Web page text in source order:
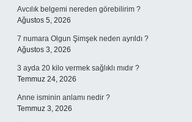
Avcılık belgemi nereden görebilirim ?
Ağustos 5, 2026
7 numara Olgun Şimşek neden ayrıldı ?
Ağustos 3, 2026
3 ayda 20 kilo vermek sağlıklı mıdır ?
Temmuz 24, 2026
Anne isminin anlamı nedir ?
Temmuz 3, 2026